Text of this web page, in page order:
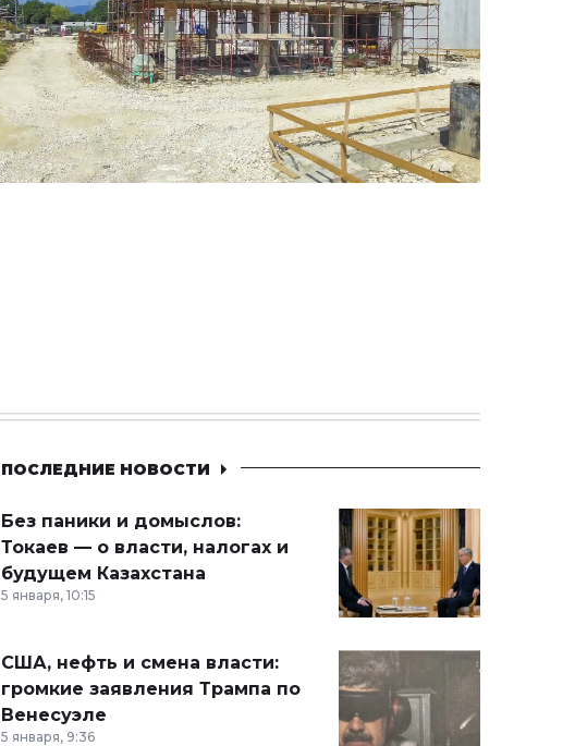
ПОСЛЕДНИЕ НОВОСТИ
Без паники и домыслов:
Токаев — о власти, налогах и
будущем Казахстана
5 января, 10:15
США, нефть и смена власти:
громкие заявления Трампа по
Венесуэле
5 января, 9:36